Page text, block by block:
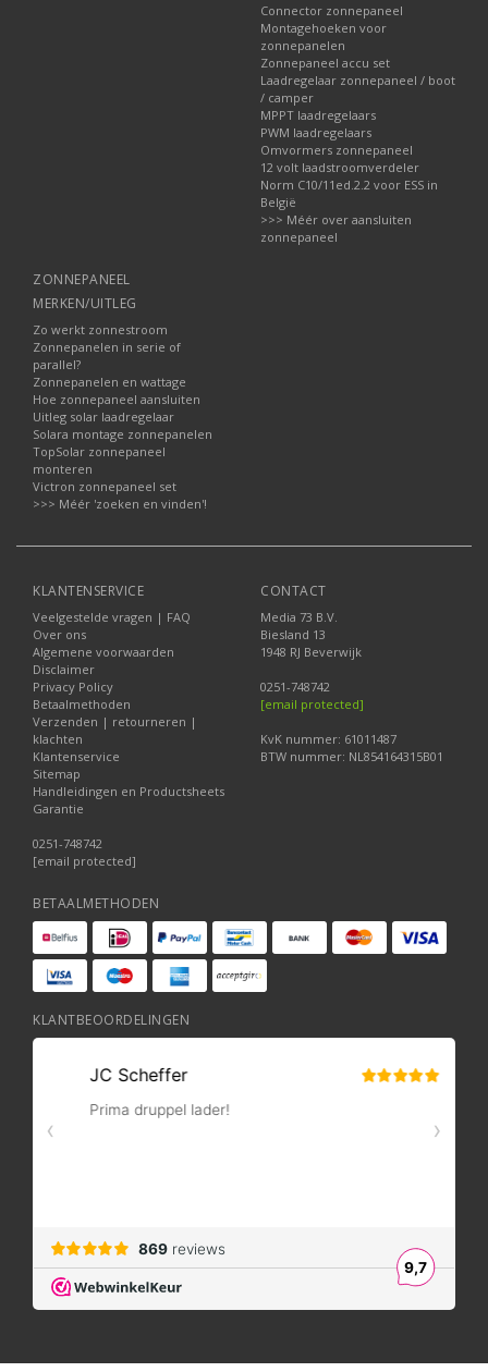
Connector zonnepaneel
Montagehoeken voor
zonnepanelen
Zonnepaneel accu set
Laadregelaar zonnepaneel / boot
/ camper
MPPT laadregelaars
PWM laadregelaars
Omvormers zonnepaneel
12 volt laadstroomverdeler
Norm C10/11ed.2.2 voor ESS in
België
>>> Méér over aansluiten
zonnepaneel
ZONNEPANEEL
MERKEN/UITLEG
Zo werkt zonnestroom
Zonnepanelen in serie of
parallel?
Zonnepanelen en wattage
Hoe zonnepaneel aansluiten
Uitleg solar laadregelaar
Solara montage zonnepanelen
TopSolar zonnepaneel
monteren
Victron zonnepaneel set
>>> Méér 'zoeken en vinden'!
KLANTENSERVICE
Veelgestelde vragen | FAQ
Over ons
Algemene voorwaarden
Disclaimer
Privacy Policy
Betaalmethoden
Verzenden | retourneren |
klachten
Klantenservice
Sitemap
Handleidingen en Productsheets
Garantie
0251-748742
[email protected]
CONTACT
Media 73 B.V.
Biesland 13
1948 RJ Beverwijk
0251-748742
[email protected]
KvK nummer: 61011487
BTW nummer: NL854164315B01
BETAALMETHODEN
KLANTBEOORDELINGEN